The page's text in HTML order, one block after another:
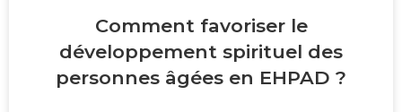
Comment favoriser le
développement spirituel des
personnes âgées en EHPAD ?